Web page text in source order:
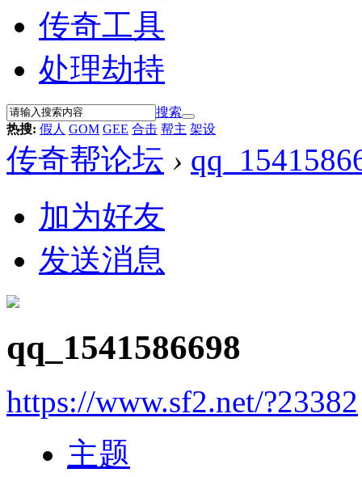
传奇工具
处理劫持
搜索
热搜: 假人 GOM GEE 合击 帮主 架设
传奇帮论坛 ›
加为好友
发送消息
qq_1541586698
https://www.sf2.net/?23382
主题